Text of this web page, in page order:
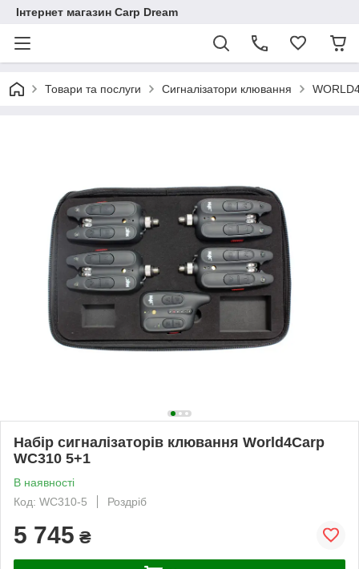
Інтернет магазин Carp Dream
Товари та послуги Сигналізатори клювання
Набір сигналізаторів клювання World4Carp
WC310 5+1
В наявності
Код: WC310-5
Роздріб
5 745 ₴